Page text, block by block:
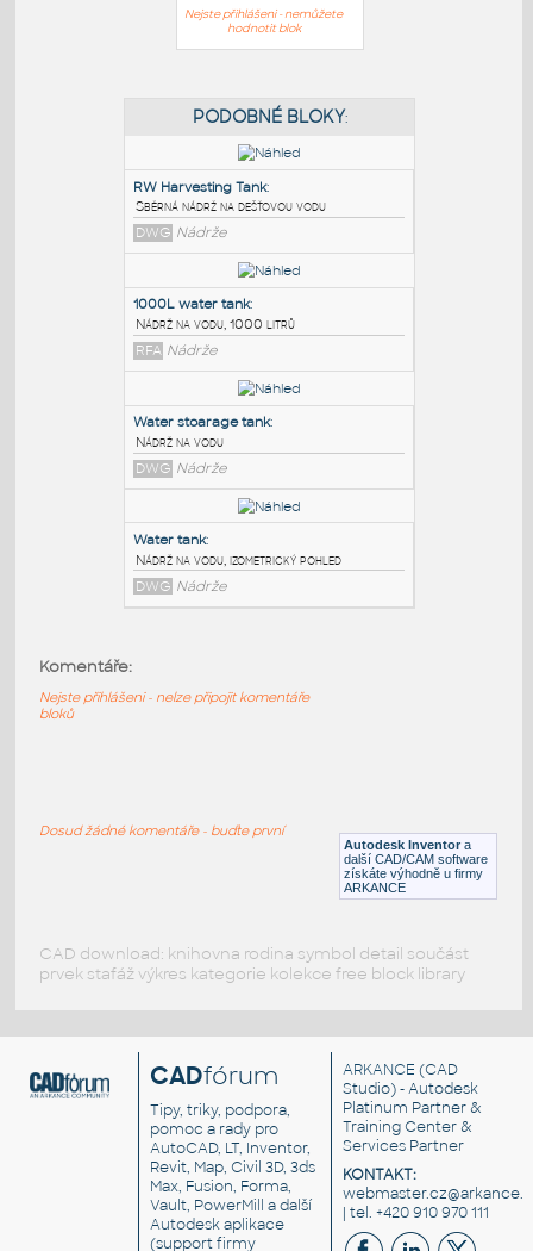
Nejste přihlášeni - nemůžete
hodnotit blok
PODOBNÉ BLOKY
RW Harvesting Tank:
Sběrná nádrž na dešťovou vodu
DWG Nádrže
1000L water tank:
Nádrž na vodu, 1000 litrů
RFA Nádrže
DWG Nádrže
Autodesk Inventor a
další CAD/CAM software
získáte výhodně u firmy
ARKANCE
Komentáře:
Nejste přihlášeni - nelze připojit komentáře
bloků
Dosud žádné komentáře - buďte první
CAD download: knihovna rodina symbol detail součást
prvek stafáž výkres kategorie kolekce free block library
CADfórum
Tipy, triky, podpora,
pomoc a rady pro
AutoCAD, LT, Inventor,
Revit, Map, Civil 3D, 3ds
Max, Fusion, Forma,
Vault, PowerMill a další
Autodesk aplikace
(support firmy
ARKANCE (CAD
Studio) - Autodesk
Platinum Partner &
Training Center &
Services Partner
KONTAKT:
| tel. +420 910 970 111